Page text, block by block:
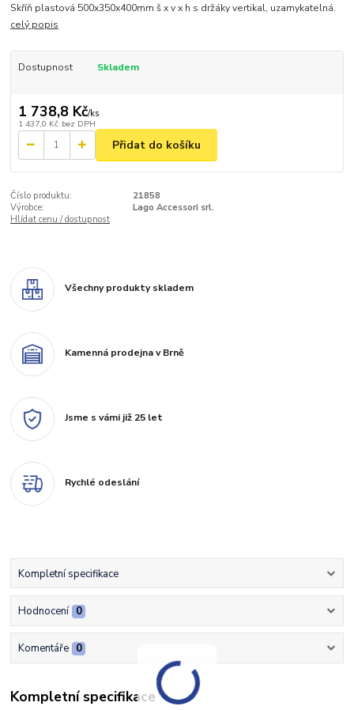
Skříň plastová 500x350x400mm š x v x h s držáky vertikal, uzamykatelná.
celý popis
Dostupnost Skladem
1 738,8 Kč/ks
1 437,0 Kč bez DPH
Přidat do košíku
Číslo produktu:
21858
Výrobce:
Lago Accessori srl.
Hlídat cenu / dostupnost
Všechny produkty skladem
Kamenná prodejna v Brně
Jsme s vámi již 25 let
Rychlé odeslání
Kompletní specifikace
Hodnocení 0
Komentáře 0
Kompletní specifikace